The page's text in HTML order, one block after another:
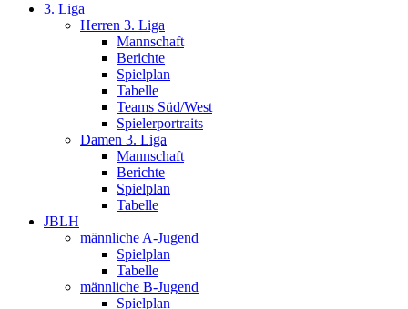
3. Liga
Herren 3. Liga
Mannschaft
Berichte
Spielplan
Tabelle
Teams Süd/West
Spielerportraits
Damen 3. Liga
Mannschaft
Berichte
Spielplan
Tabelle
JBLH
männliche A-Jugend
Spielplan
Tabelle
männliche B-Jugend
Spielplan